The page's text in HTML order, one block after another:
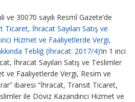
ve 30070 sayılı Resmî Gazete’de
Ticaret, İhracat Sayılan Satış ve
Hizmet ve Faaliyetlerde Vergi,
Tebliğ (İhracat: 2017/4)‘in 1 inci
İhracat Sayılan Satış ve Teslimler
ve Faaliyetlerde Vergi, Resim ve
ibaresi “İhracat, Transit Ticaret,
ile Döviz Kazandırıcı Hizmet ve